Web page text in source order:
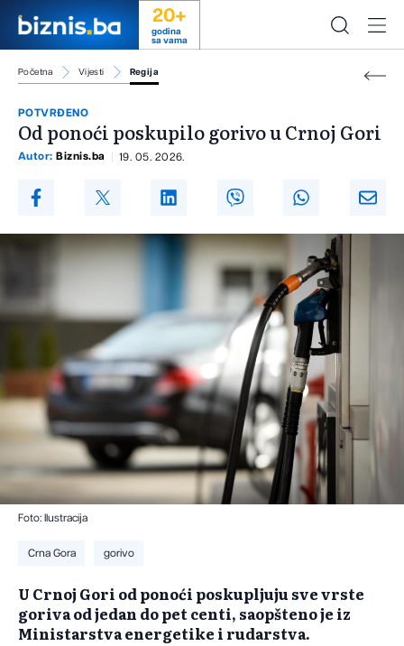
20+
godina
sa vama
Početna Vijesti Regija
POTVRĐENO
Od ponoći poskupilo gorivo u Crnoj Gori
Autor: Biznis.ba 19. 05. 2026.
Foto: Ilustracija
Crna Gora gorivo
U Crnoj Gori od ponoći poskupljuju sve vrste
goriva od jedan do pet centi, saopšteno je iz
Ministarstva energetike i rudarstva.